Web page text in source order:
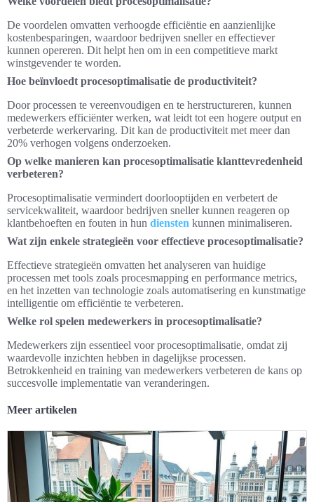
De voordelen omvatten verhoogde efficiëntie en aanzienlijke
kostenbesparingen, waardoor bedrijven sneller en effectiever
kunnen opereren. Dit helpt hen om in een competitieve markt
winstgevender te worden.
Hoe beïnvloedt procesoptimalisatie de productiviteit?
Door processen te vereenvoudigen en te herstructureren, kunnen
medewerkers efficiënter werken, wat leidt tot een hogere output en
verbeterde werkervaring. Dit kan de productiviteit met meer dan
20% verhogen volgens onderzoeken.
Op welke manieren kan procesoptimalisatie klanttevredenheid
verbeteren?
Procesoptimalisatie vermindert doorlooptijden en verbetert de
servicekwaliteit, waardoor bedrijven sneller kunnen reageren op
klantbehoeften en fouten in hun diensten kunnen minimaliseren.
Wat zijn enkele strategieën voor effectieve procesoptimalisatie?
Effectieve strategieën omvatten het analyseren van huidige
processen met tools zoals procesmapping en performance metrics,
en het inzetten van technologie zoals automatisering en kunstmatige
intelligentie om efficiëntie te verbeteren.
Welke rol spelen medewerkers in procesoptimalisatie?
Medewerkers zijn essentieel voor procesoptimalisatie, omdat zij
waardevolle inzichten hebben in dagelijkse processen.
Betrokkenheid en training van medewerkers verbeteren de kans op
succesvolle implementatie van veranderingen.
Meer artikelen